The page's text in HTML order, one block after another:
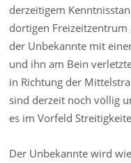
derzeitigem
dortigen
der Unbekannte mit
und ihn am Bein
in Richtung der
sind derzeit noch völlig
es im Vorfeld
Der Unbekannte wird